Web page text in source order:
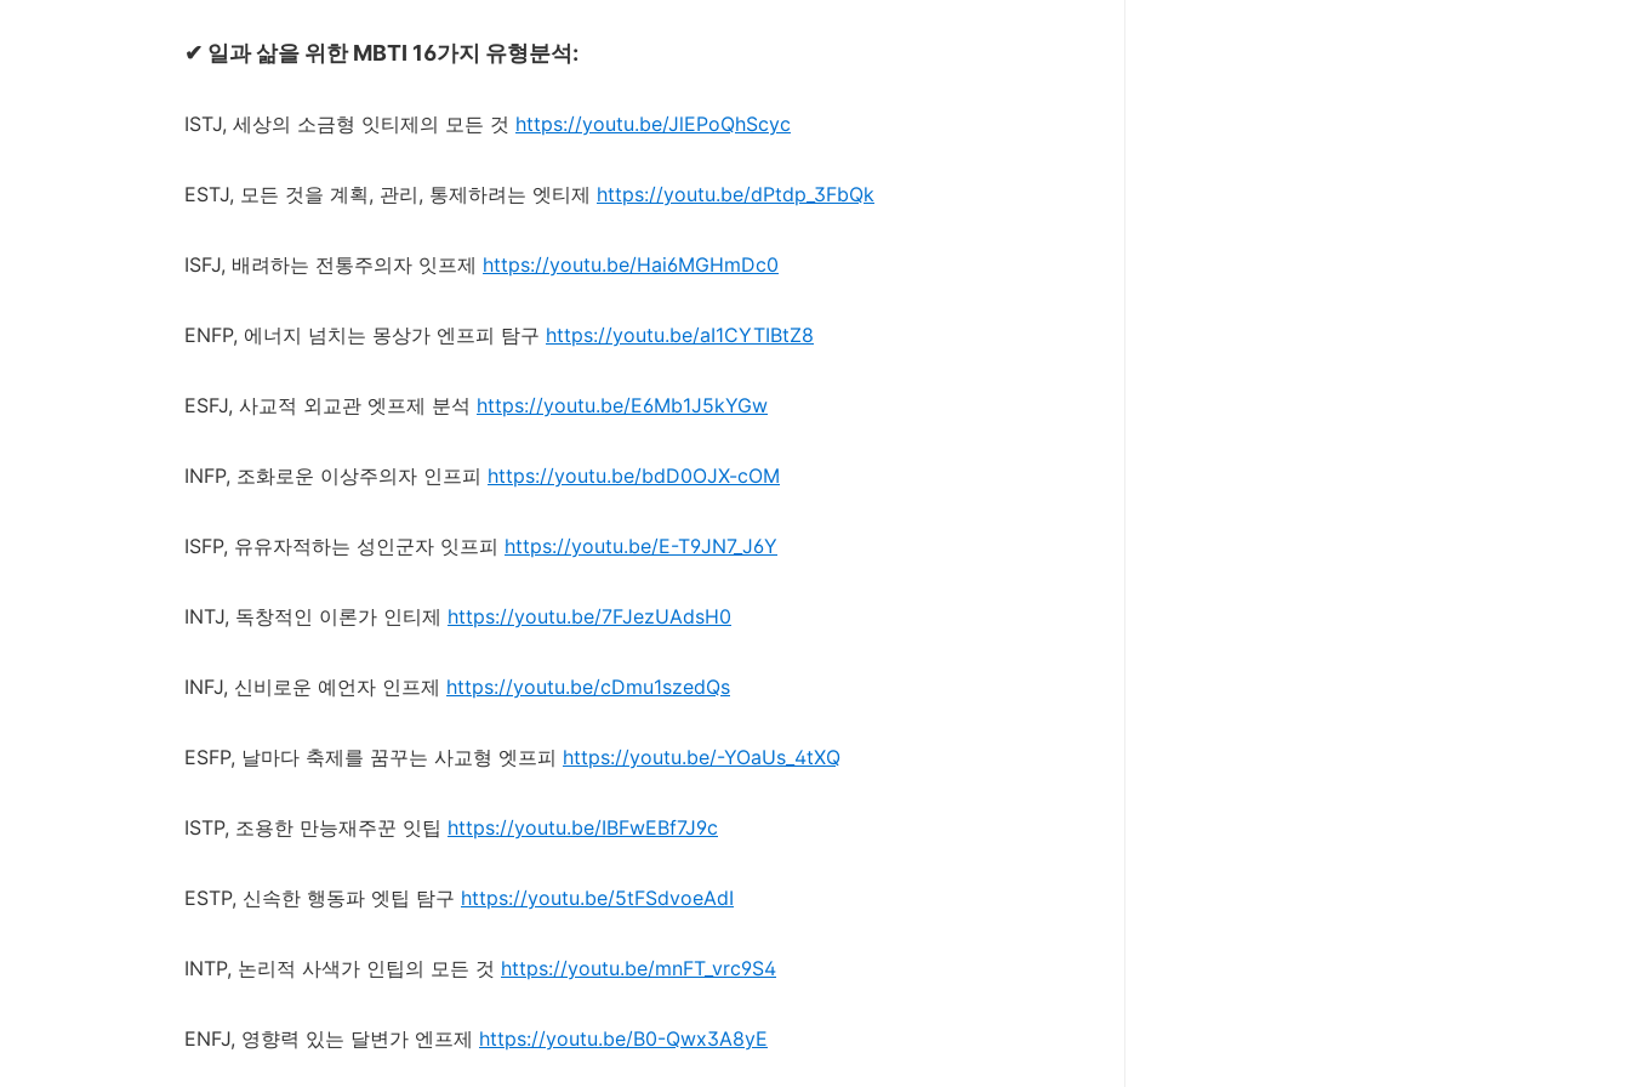
✔ 일과 삶을 위한 MBTI 16가지 유형분석:
ISTJ, 세상의 소금형 잇티제의 모든 것 https://youtu.be/JlEPoQhScyc
ESTJ, 모든 것을 계획, 관리, 통제하려는 엣티제 https://youtu.be/dPtdp_3FbQk
ISFJ, 배려하는 전통주의자 잇프제 https://youtu.be/Hai6MGHmDc0
ENFP, 에너지 넘치는 몽상가 엔프피 탐구 https://youtu.be/aI1CYTIBtZ8
ESFJ, 사교적 외교관 엣프제 분석 https://youtu.be/E6Mb1J5kYGw
INFP, 조화로운 이상주의자 인프피 https://youtu.be/bdD0OJX-cOM
ISFP, 유유자적하는 성인군자 잇프피 https://youtu.be/E-T9JN7_J6Y
INTJ, 독창적인 이론가 인티제 https://youtu.be/7FJezUAdsH0
INFJ, 신비로운 예언자 인프제 https://youtu.be/cDmu1szedQs
ESFP, 날마다 축제를 꿈꾸는 사교형 엣프피 https://youtu.be/-YOaUs_4tXQ
ISTP, 조용한 만능재주꾼 잇팁 https://youtu.be/IBFwEBf7J9c
ESTP, 신속한 행동파 엣팁 탐구 https://youtu.be/5tFSdvoeAdI
INTP, 논리적 사색가 인팁의 모든 것 https://youtu.be/mnFT_vrc9S4
ENFJ, 영향력 있는 달변가 엔프제 https://youtu.be/B0-Qwx3A8yE